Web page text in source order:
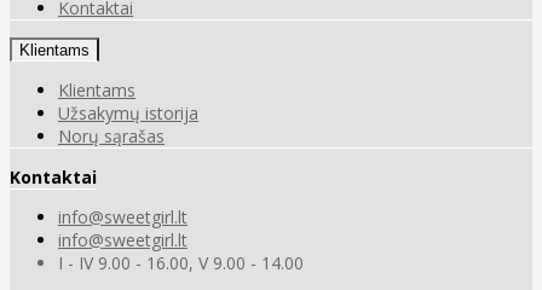
Kontaktai
Klientams
Klientams
Užsakymų istorija
Norų sąrašas
Kontaktai
info@sweetgirl.lt
info@sweetgirl.lt
I - IV 9.00 - 16.00, V 9.00 - 14.00